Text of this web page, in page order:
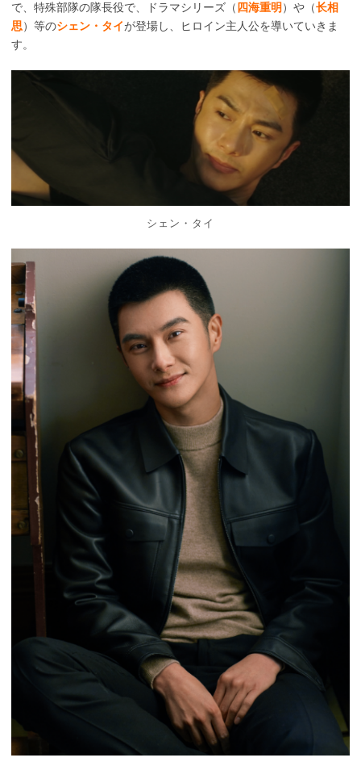
で、特殊部隊の隊長役で、ドラマシリーズ（ 四海重明 ）や（长相
思）等のシェン・タイが登場し、ヒロイン主人公を導いていきま
す。
シェン・タイ